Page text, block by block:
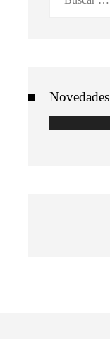
Novedades